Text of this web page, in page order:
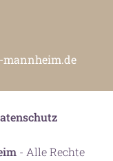
mannheim.de
- Alle Rechte